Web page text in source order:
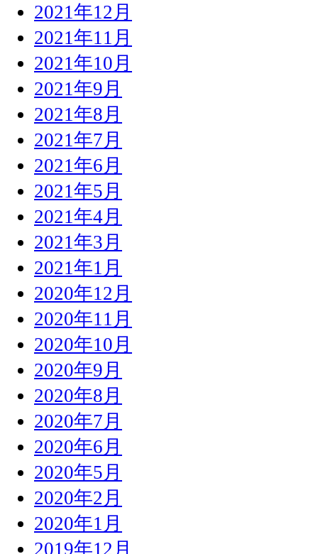
2021年12月
2021年11月
2021年10月
2021年9月
2021年8月
2021年7月
2021年6月
2021年5月
2021年4月
2021年3月
2021年1月
2020年12月
2020年11月
2020年10月
2020年9月
2020年8月
2020年7月
2020年6月
2020年5月
2020年2月
2020年1月
2019年12月